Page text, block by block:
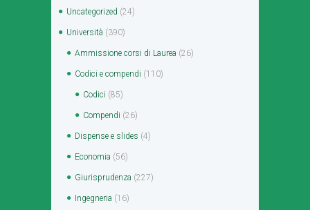
Uncategorized (24)
Università (390)
Ammissione corsi di Laurea (26)
Codici e compendi (110)
Codici (85)
Compendi (26)
Dispense e slides (4)
Economia (56)
Giurisprudenza (227)
Ingegneria (16)